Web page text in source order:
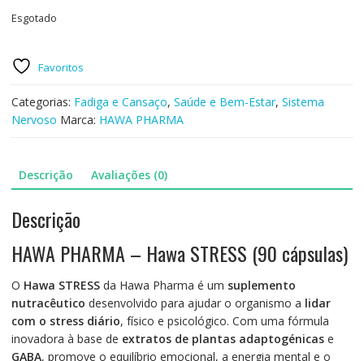
Esgotado
Favoritos
Categorias: Fadiga e Cansaço, Saúde e Bem-Estar, Sistema
Nervoso Marca: HAWA PHARMA
Descrição Avaliações (0)
Descrição
HAWA PHARMA – Hawa STRESS (90 cápsulas)
O Hawa STRESSda Hawa Pharma é um suplemento
nutracêutico desenvolvido para ajudar o organismo a lidar
com o stress diário, físico e psicológico. Com uma fórmula
inovadora à base de extratos de plantas adaptogénicase
GABA, promove o equilíbrio emocional, a energia mental e o